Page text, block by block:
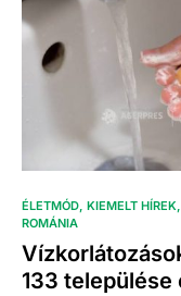
ÉLETMÓD KIEMELT HÍREK
ROMÁNIA
133